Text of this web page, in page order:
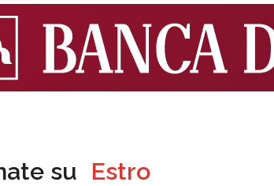
su Estro